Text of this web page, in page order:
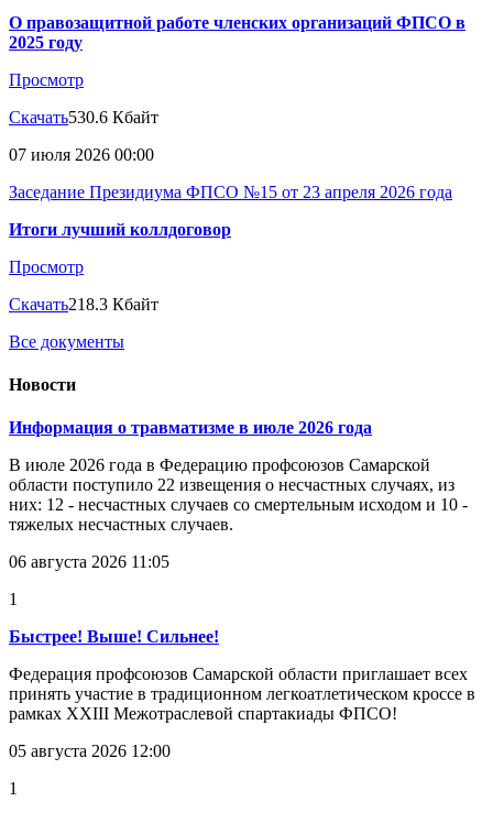
О правозащитной работе членских организаций ФПСО в
2025 году
Просмотр
Скачать530.6 Кбайт
07 июля 2026 00:00
Заседание Президиума ФПСО №15 от 23 апреля 2026 года
Итоги лучший коллдоговор
Просмотр
Скачать218.3 Кбайт
Все документы
Новости
Информация о травматизме в июле 2026 года
В июле 2026 года в Федерацию профсоюзов Самарской
области поступило 22 извещения о несчастных случаях, из
них: 12 - несчастных случаев со смертельным исходом и 10 -
тяжелых несчастных случаев.
06 августа 2026 11:05
1
Быстрее! Выше! Сильнее!
Федерация профсоюзов Самарской области приглашает всех
принять участие в традиционном легкоатлетическом кроссе в
рамках XXIII Межотраслевой спартакиады ФПСО!
05 августа 2026 12:00
1